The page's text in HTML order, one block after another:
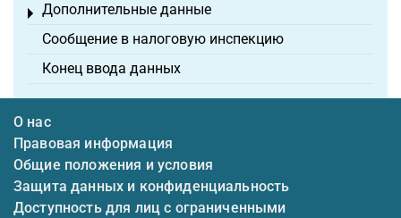
Дополнительные данные
Toggle menu
Сообщение в налоговую инспекцию
Конец ввода данных
О нас
Правовая информация
Общие положения и условия
Защита данных и конфиденциальность
Доступность для лиц с ограниченными